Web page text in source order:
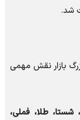
شد.
بزرگ بازار نقش مهمی
شستا، طلا، فملی،